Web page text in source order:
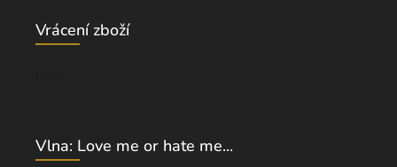
Vrácení zboží
Vlna: Love me or hate me...